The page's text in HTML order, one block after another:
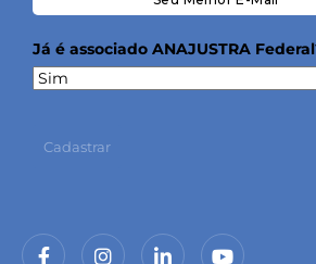
Já é associado ANAJUSTRA
Cadastrar